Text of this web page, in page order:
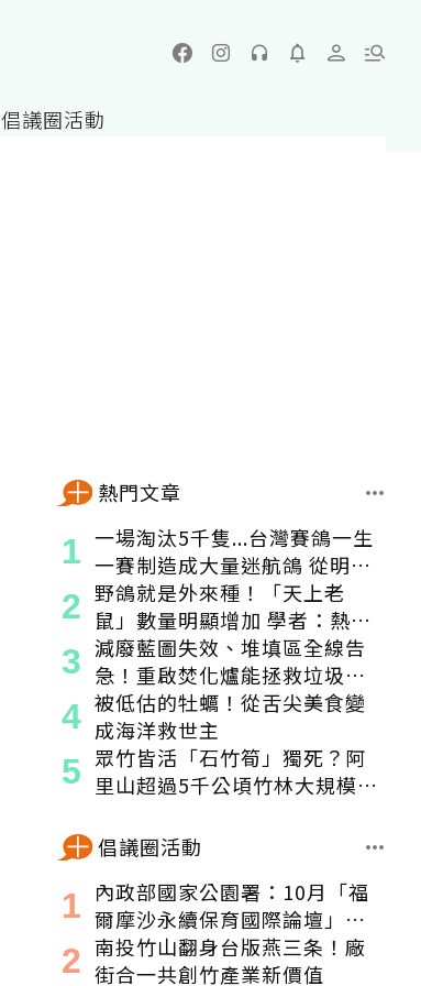
倡議圈活動
熱門文章
一場淘汰5千隻...台灣賽鴿一生
一賽制造成大量迷航鴿 從明星
變都市「老鼠」
野鴿就是外來種！「天上老
鼠」數量明顯增加 學者：熱區
食物來源穩定
減廢藍圖失效、堆填區全線告
急！重啟焚化爐能拯救垃圾危
機嗎？
被低估的牡蠣！從舌尖美食變
成海洋救世主
眾竹皆活「石竹筍」獨死？阿
里山超過5千公頃竹林大規模枯
倡議圈活動
內政部國家公園署：10月「福
爾摩沙永續保育國際論壇」登
場！串聯跨界夥伴與低碳遊
程，向世界展現臺灣綠色實力
南投竹山翻身台版燕三条！廠
街合一共創竹產業新價值